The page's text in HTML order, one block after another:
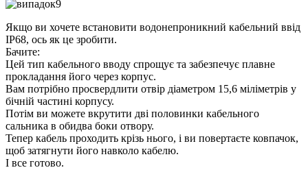
Якщо ви хочете встановити водонепроникний кабельний ввід
IP68, ось як це зробити.
Бачите:
Цей тип кабельного вводу спрощує та забезпечує плавне
прокладання його через корпус.
Вам потрібно просвердлити отвір діаметром 15,6 міліметрів у
бічній частині корпусу.
Потім ви можете вкрутити дві половинки кабельного
сальника в обидва боки отвору.
Тепер кабель проходить крізь нього, і ви повертаєте ковпачок,
щоб затягнути його навколо кабелю.
І все готово.